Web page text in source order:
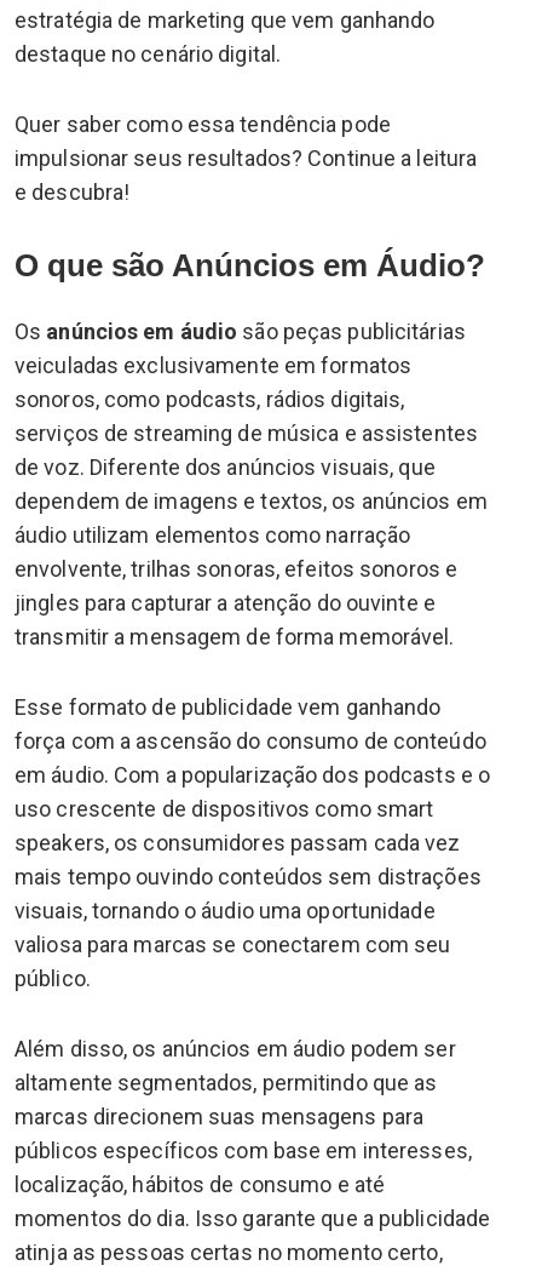
estratégia de marketing que vem ganhando
destaque no cenário digital.
Quer saber como essa tendência pode
impulsionar seus resultados? Continue a leitura
e descubra!
O que são Anúncios em Áudio?
Os anúncios em áudio são peças publicitárias
veiculadas exclusivamente em formatos
sonoros, como podcasts, rádios digitais,
serviços de streaming de música e assistentes
de voz. Diferente dos anúncios visuais, que
dependem de imagens e textos, os anúncios em
áudio utilizam elementos como narração
envolvente, trilhas sonoras, efeitos sonoros e
jingles para capturar a atenção do ouvinte e
transmitir a mensagem de forma memorável.
Esse formato de publicidade vem ganhando
força com a ascensão do consumo de conteúdo
em áudio. Com a popularização dos podcasts e o
uso crescente de dispositivos como smart
speakers, os consumidores passam cada vez
mais tempo ouvindo conteúdos sem distrações
visuais, tornando o áudio uma oportunidade
valiosa para marcas se conectarem com seu
público.
Além disso, os anúncios em áudio podem ser
altamente segmentados, permitindo que as
marcas direcionem suas mensagens para
públicos específicos com base em interesses,
localização, hábitos de consumo e até
momentos do dia. Isso garante que a publicidade
atinja as pessoas certas no momento certo,